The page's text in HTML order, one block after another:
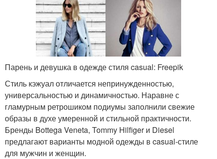
Парень и девушка в одежде стиля casual: Freepik
Стиль кэжуал отличается непринужденностью,
универсальностью и динамичностью. Наравне с
гламурным ретрошиком подиумы заполнили свежие
образы в духе умеренной и стильной практичности.
Бренды Bottega Veneta, Tommy Hilfiger и Diesel
предлагают варианты модной одежды в casual-стиле
для мужчин и женщин.